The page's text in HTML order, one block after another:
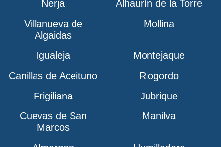
Nerja
Alhaurín de la Torre
Villanueva de
Algaidas
Mollina
Igualeja
Montejaque
Canillas de Aceituno
Riogordo
Frigiliana
Jubrique
Cuevas de San
Marcos
Manilva